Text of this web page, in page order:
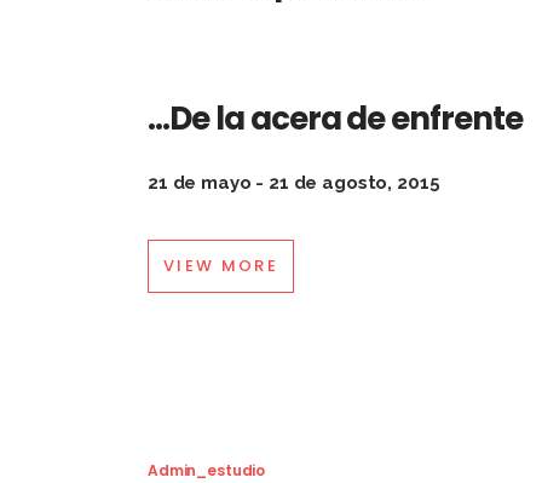
…De la acera de enfrente
21 de mayo - 21 de agosto, 2015
VIEW MORE
Admin_estudio